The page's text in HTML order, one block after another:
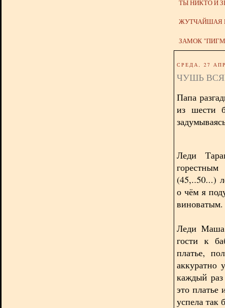
ТЫ НИКТО И
ЖУТЧАЙШАЯ
ЗАМОК
СРЕДА, 27
ЧУШЬ
Папа
из шести
Леди
(45,..50...)
о чём я
виноватым.
Леди Маша
гости к
платье,
аккуратно
каждый раз
это платье
успела так